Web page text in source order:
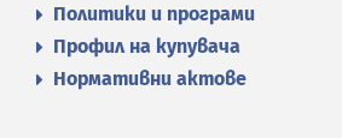
Политики и програми
Профил на купувача
Нормативни актове